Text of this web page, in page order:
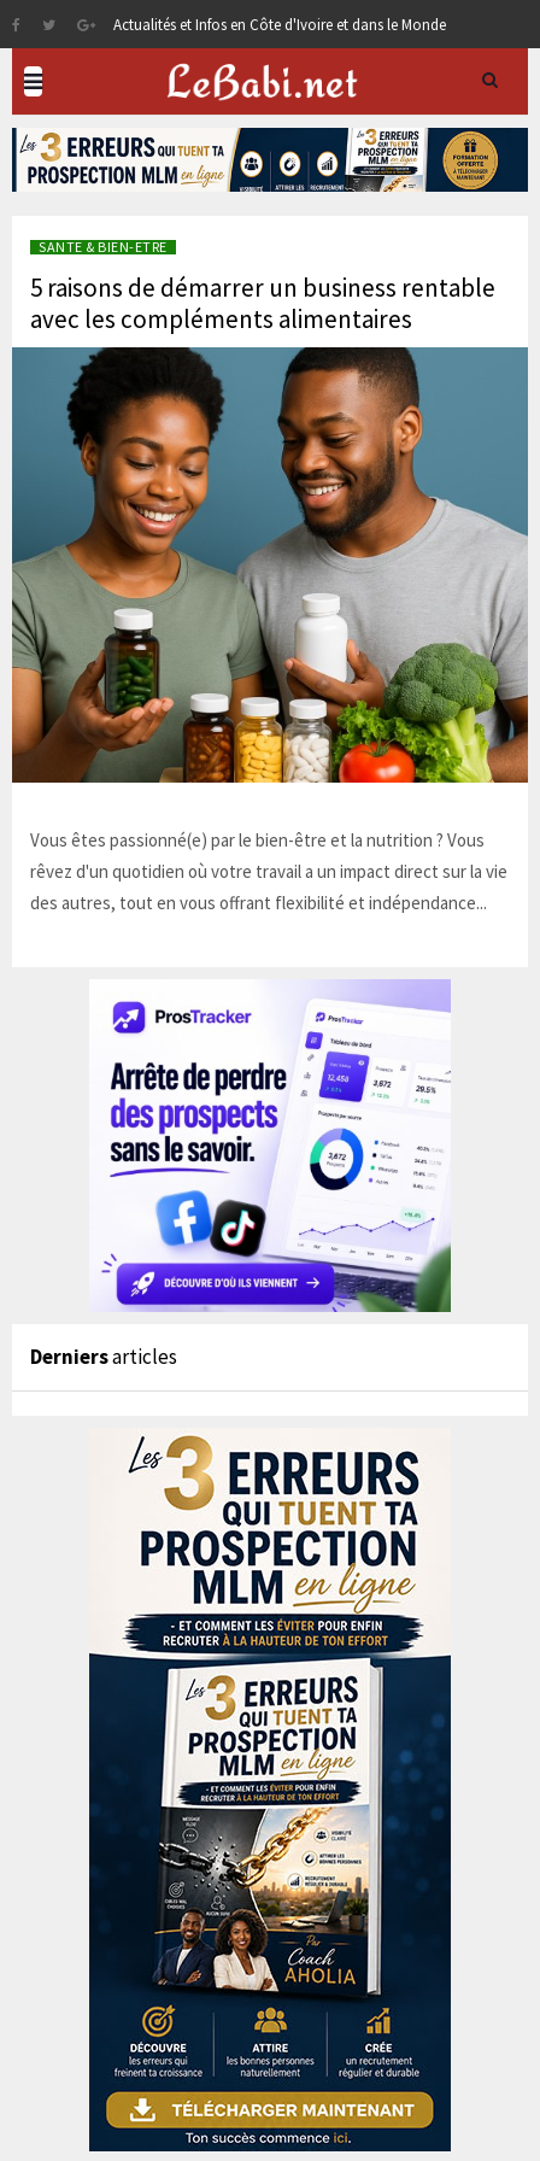
Actualités et Infos en Côte d'Ivoire et dans le Monde
SANTE & BIEN-ETRE
5 raisons de démarrer un business rentable
avec les compléments alimentaires
Vous êtes passionné(e) par le bien-être et la nutrition ? Vous
rêvez d'un quotidien où votre travail a un impact direct sur la vie
des autres, tout en vous offrant flexibilité et indépendance...
Derniersarticles